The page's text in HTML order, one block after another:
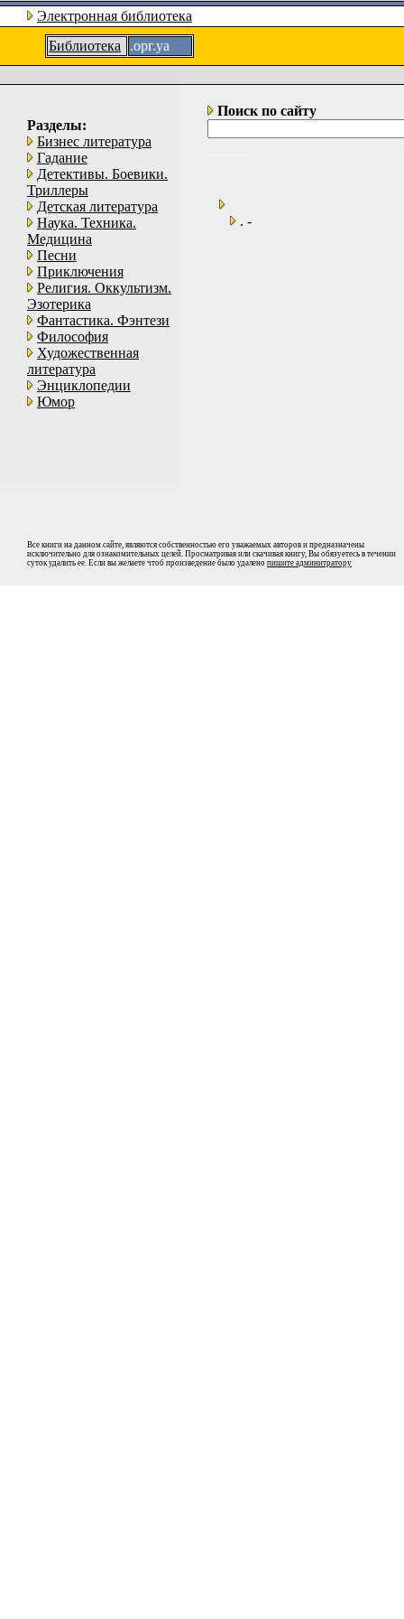
Электронная библиотека
Библиотека
.орг.уа
Разделы:
Бизнес литература
Гадание
Детективы. Боевики.
Триллеры
Детская литература
Наука. Техника.
Медицина
Песни
Приключения
Религия. Оккультизм.
Эзотерика
Фантастика. Фэнтези
Философия
Художественная
литература
Энциклопедии
Юмор
Поиск по сайту
. -
Все книги на данном сайте, являются собственностью его уважаемых авторов и предназначены
исключительно для ознакомительных целей. Просматривая или скачивая книгу, Вы обязуетесь в течении
суток удалить ее. Если вы желаете чтоб произведение было удалено пишите админитратору